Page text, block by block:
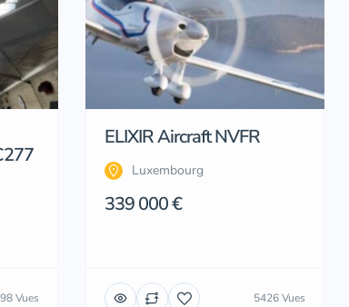
Vues
ELIXIR Aircraft NVFR
Luxembourg
339 000 €
5426 Vues